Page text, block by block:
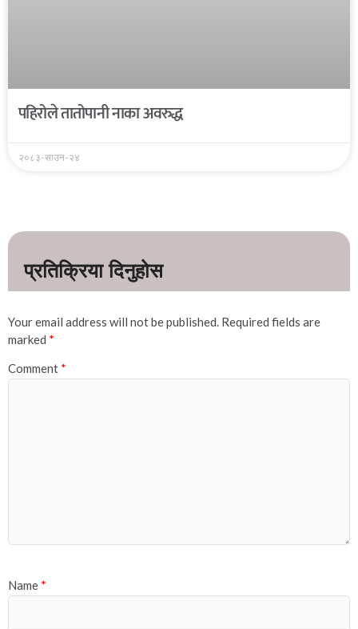
पहिरोले तातोपानी नाका अवरुद्ध
२०८३-साउन-२४
Your email address will not be published. Required fields are
marked *
Comment *
Name *